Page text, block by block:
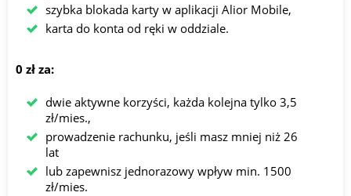
szybka blokada karty w aplikacji Alior Mobile,
karta do konta od ręki w oddziale.
0 zł za:
dwie aktywne korzyści, każda kolejna tylko 3,5
zł/mies.,
prowadzenie rachunku, jeśli masz mniej niż 26
lat
lub zapewnisz jednorazowy wpływ min. 1500
zł/mies.